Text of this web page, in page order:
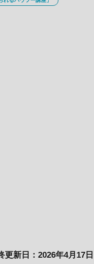
更新日：2026年4月17日